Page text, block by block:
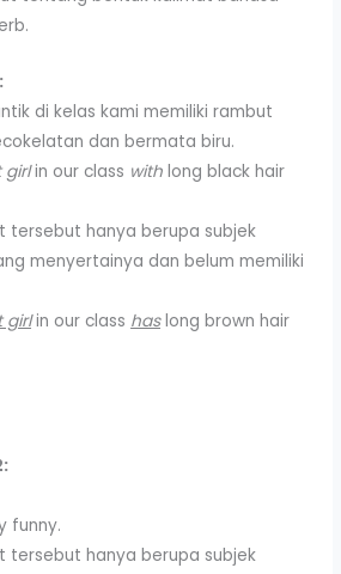
di kelas kami memiliki rambut
dan bermata biru.
girlin our class with long black hair
tersebut hanya berupa subjek
menyertainya dan belum memiliki
girlin our class haslong brown hair
funny.
tersebut hanya berupa subjek